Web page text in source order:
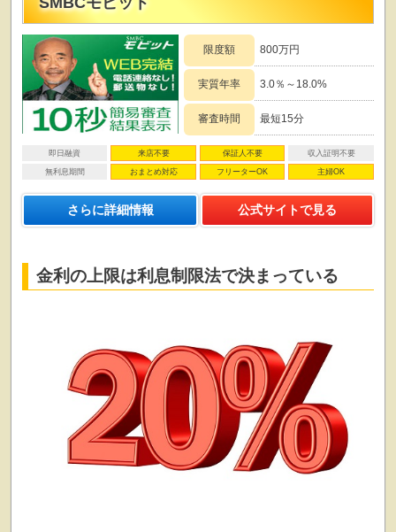
限度額 800万円
実質年率 3.0％～18.0%
審査時間 最短15分
即日融資 来店不要 保証人不要 収入証明不要
無利息期間 おまとめ対応 フリーターOK 主婦OK
さらに詳細情報 公式サイトで見る
金利の上限は利息制限法で決まっている